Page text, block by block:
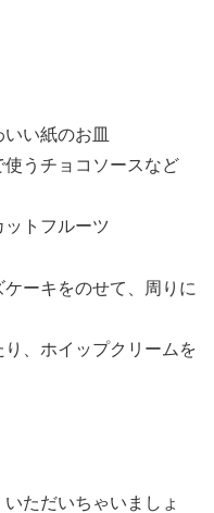
い紙のお皿
使うチョコソースなど
ットフルーツ
ーキをのせて、周りに
、ホイップクリームを
ただいちゃいましょ